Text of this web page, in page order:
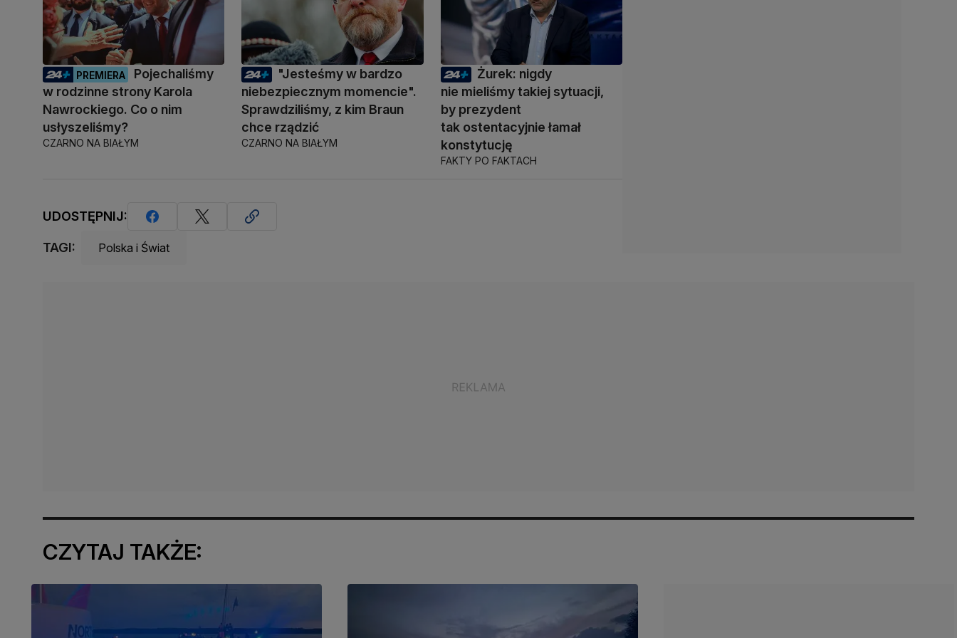
PREMIERA
Pojechaliśmy
w rodzinne strony Karola
Nawrockiego. Co o nim
usłyszeliśmy?
CZARNO NA BIAŁYM
"Jesteśmy w bardzo
niebezpiecznym momencie".
Sprawdziliśmy, z kim Braun
chce rządzić
CZARNO NA BIAŁYM
Żurek: nigdy
nie mieliśmy takiej sytuacji,
by prezydent
tak ostentacyjnie łamał
konstytucję
FAKTY PO FAKTACH
UDOSTĘPNIJ:
TAGI: Polska i Świat
CZYTAJ TAKŻE: